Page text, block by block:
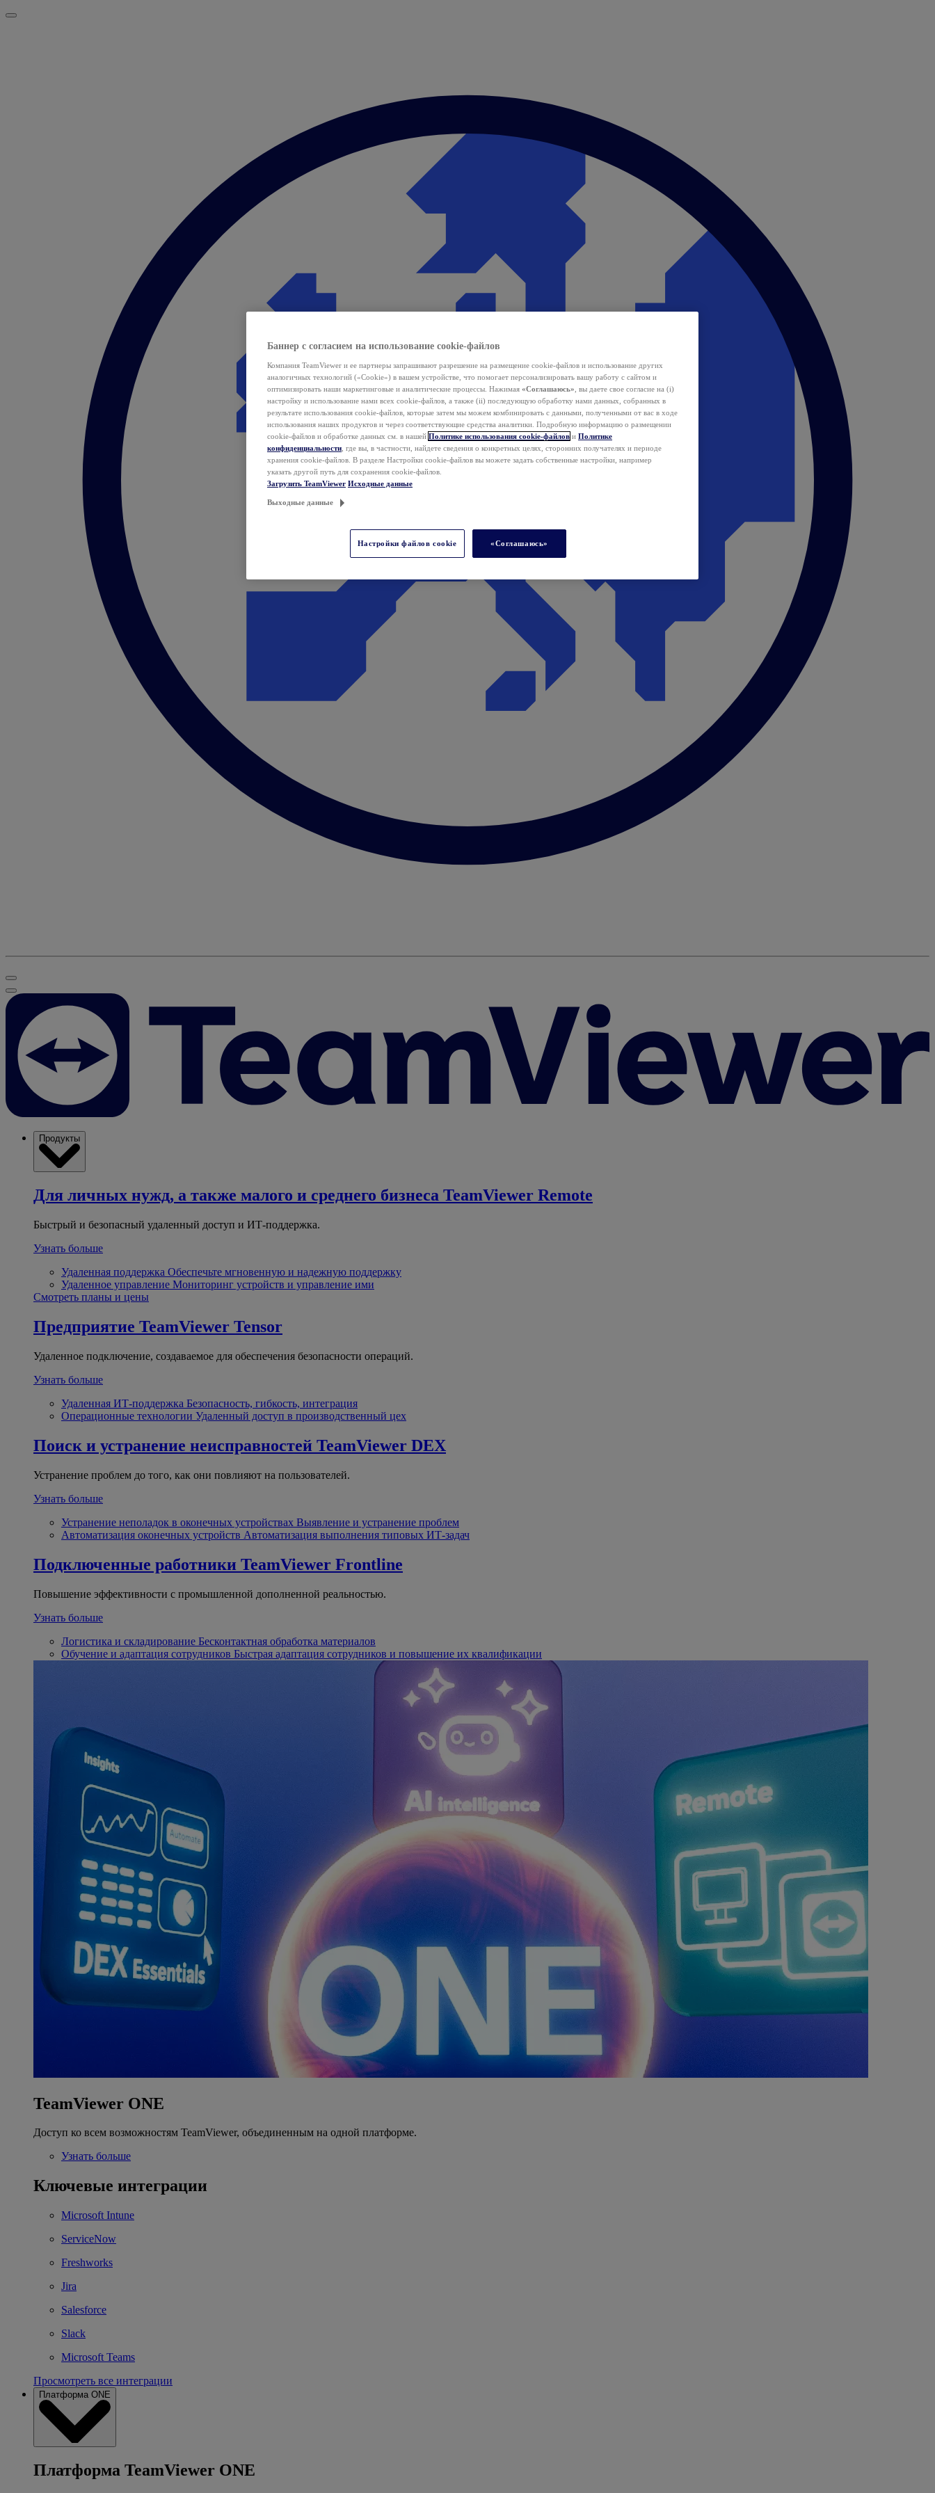
Продукты
Для личных нужд, а также малого и среднего бизнеса TeamViewer Remote
Быстрый и безопасный удаленный доступ и ИТ-поддержка.
Узнать больше
Удаленная поддержка Обеспечьте мгновенную и надежную поддержку
Удаленное управление Мониторинг устройств и управление ими
Смотреть планы и цены
Предприятие TeamViewer Tensor
Удаленное подключение, создаваемое для обеспечения безопасности операций.
Узнать больше
Удаленная ИТ-поддержка Безопасность, гибкость, интеграция
Операционные технологии Удаленный доступ в производственный цех
Поиск и устранение неисправностей TeamViewer DEX
Устранение проблем до того, как они повлияют на пользователей.
Узнать больше
Устранение неполадок в оконечных устройствах Выявление и устранение проблем
Автоматизация оконечных устройств Автоматизация выполнения типовых ИТ-задач
Подключенные работники TeamViewer Frontline
Повышение эффективности с промышленной дополненной реальностью.
Узнать больше
Логистика и складирование Бесконтактная обработка материалов
Обучение и адаптация сотрудников Быстрая адаптация сотрудников и повышение их квалификации
TeamViewer ONE
Доступ ко всем возможностям TeamViewer, объединенным на одной платформе.
Узнать больше
Ключевые интеграции
Microsoft Intune
ServiceNow
Freshworks
Jira
Salesforce
Slack
Microsoft Teams
Просмотреть все интеграции
Платформа ONE
Платформа TeamViewer ONE
Баннер с согласием на использование cookie-файлов
Компания TeamViewer и ее партнеры запрашивают разрешение на размещение cookie-файлов и использование других
аналогичных технологий («Cookie») в вашем устройстве, что помогает персонализировать вашу работу с сайтом и
оптимизировать наши маркетинговые и аналитические процессы. Нажимая «Соглашаюсь» , вы даете свое согласие на (i)
настройку и использование нами всех cookie-файлов, а также (ii) последующую обработку нами данных, собранных в
результате использования cookie-файлов, которые затем мы можем комбинировать с данными, полученными от вас в ходе
использования наших продуктов и через соответствующие средства аналитики. Подробную информацию о размещении
cookie-файлов и обработке данных см. в нашей Политике использования cookie-файлов и Политике
конфиденциальности , где вы, в частности, найдете сведения о конкретных целях, сторонних получателях и периоде
хранения cookie-файлов. В разделе Настройки cookie-файлов вы можете задать собственные настройки, например
указать другой путь для сохранения cookie-файлов.
Загрузить TeamViewer Исходные данные
Выходные данные
Настройки файлов cookie «Соглашаюсь»